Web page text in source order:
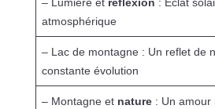
– Lumière et réflexion : Éclat
atmosphérique
– Lac de montagne : Un reflet de
constante évolution
– Montagne et nature: Un amour